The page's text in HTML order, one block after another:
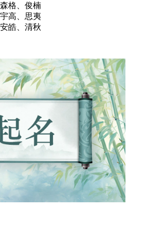
格、俊楠
高、思夷
皓、清秋